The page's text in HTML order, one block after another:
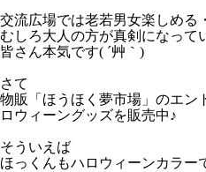
交流広場では老若男女楽しめる
むしろ大人の方が真剣になって
皆さん本気です( ´艸｀)
さて
物販「ほうほく夢市場」のエン
ロウィーングッズを販売中♪
そういえば
ほっくんもハロウィーンカラー